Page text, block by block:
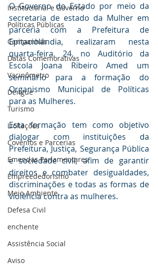
Institucional e Governo
Políticas Públicas
Campanhas
Datas Comemorativas
Vacinômetro
Dengue
Turismo
Licitações
Covênios e Parcerias
Emendas Parlamentares
Empreededorismo
Meio Ambiente
Defesa Civil
enchente
Assistência Social
Aviso
O Governo do Estado por meio da
secretaria de estado da Mulher em
parceria com a Prefeitura de
Epitaciolândia, realizaram nesta
quarta-feira, 24, no Auditório da
Escola Joana Ribeiro Amed um
seminário para a formação do
Organismo Municipal de Políticas
para as Mulheres.
Esta formação tem como objetivo
dialogar com instituições da
Prefeitura, Justiça, Segurança Pública
e sociedade civil, afim de garantir
direitos e combater desigualdades,
discriminações e todas as formas de
violência contra as mulheres.